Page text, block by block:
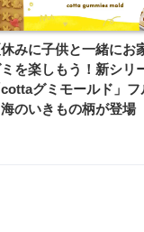
みに子供と一緒にお
を楽しもう！新シリ
cottaグミモールド」
海のいきもの柄が登場